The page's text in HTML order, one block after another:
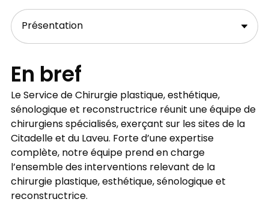
En bref
Le Service de Chirurgie plastique, esthétique,
sénologique et reconstructrice réunit une équipe de
chirurgiens spécialisés, exerçant sur les sites de la
Citadelle et du Laveu. Forte d’une expertise
complète, notre équipe prend en charge
l’ensemble des interventions relevant de la
chirurgie plastique, esthétique, sénologique et
reconstructrice.